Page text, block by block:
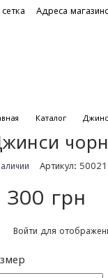
Адреса
Каталог
Артикул: 50021
300 грн
Войти для